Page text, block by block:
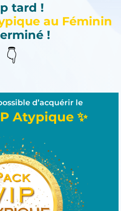
tard !
au Féminin
!
👇
d’acquérir le
Atypique ✨